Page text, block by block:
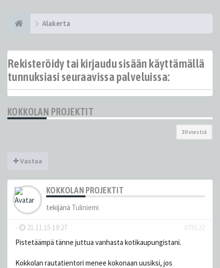
Alakerta
Rekisteröidy tai kirjaudu sisään käyttämällä
tunnuksiasi seuraavissa palveluissa:
KOKKOLAN PROJEKTIT
30 viestiä
Vastaa
KOKKOLAN PROJEKTIT
tekijänä Tuliniemi
- 21.11.15 19:27
#78522
Pistetäämpä tänne juttua vanhasta kotikaupungistani.
Kokkolan rautatientori menee kokonaan uusiksi, jos